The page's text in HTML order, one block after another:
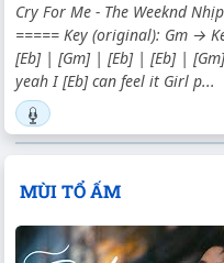
Cry For Me - The Weeknd
===== Key (original): Gm →
[Eb] | [Gm] | [Eb] | [Eb] |
yeah I [Eb] can feel it Girl p...
MÙI TỔ ẤM